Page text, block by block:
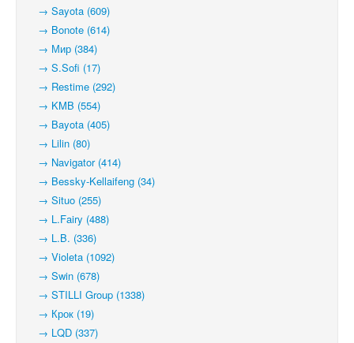
→ Sayota (609)
→ Bonote (614)
→ Мир (384)
→ S.Sofi (17)
→ Restime (292)
→ KMB (554)
→ Bayota (405)
→ Lilin (80)
→ Navigator (414)
→ Bessky-Kellaifeng (34)
→ Situo (255)
→ L.Fairy (488)
→ L.B. (336)
→ Violeta (1092)
→ Swin (678)
→ STILLI Group (1338)
→ Крок (19)
→ LQD (337)